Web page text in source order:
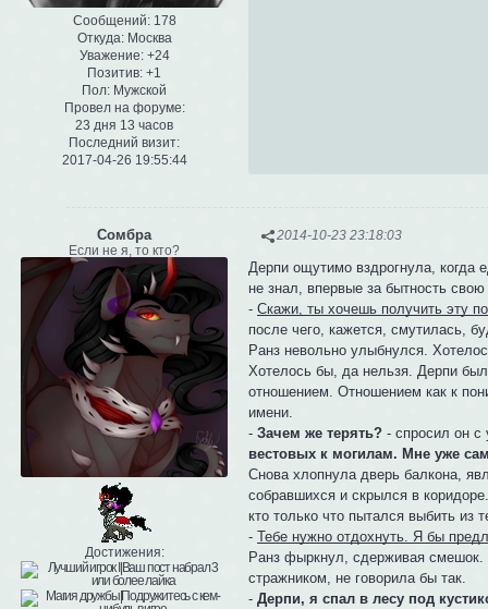
Сообщений:178
Откуда:Москва
Уважение: +24
Позитив: +1
Пол: Мужской
Провел на форуме:
23 дня 13 часов
Последний визит:
2017-04-26 19:55:44
2014-10-23 23:18:03
Сомбра
Если не я, то кто?
Достижения:
Дерпи ощутимо вздрогнула, когда
не знал, впервые за бытность
-Скажи, ты хочешь получить эту
после чего, кажется, смутилась,
Ранз невольно улыбнулся.
Хотелось бы, да нельзя. Дерпи
отношением. Отношением как к
имени.
-Зачем же терять? - спросил он
вестовых к могилам. Мне уже
Снова хлопнула дверь балкона,
собравшихся и скрылся в
кто только что пытался выбить из
-Тебе нужно отдохнуть. Я бы
Ранз фыркнул, сдерживая смешок.
стражником, не говорила бы так.
-Дерпи, я спал в лесу под